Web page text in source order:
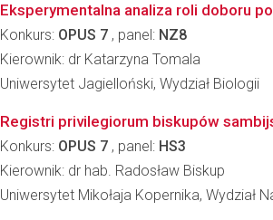
Eksperymentalna analiza roli doboru
Konkurs: OPUS 7 , panel: NZ8
Kierownik: dr Katarzyna Tomala
Uniwersytet Jagielloński, Wydział Biologii
Registri privilegiorum biskupów
Konkurs: OPUS 7 , panel: HS3
Kierownik: dr hab. Radosław Biskup
Uniwersytet Mikołaja Kopernika, Wydział